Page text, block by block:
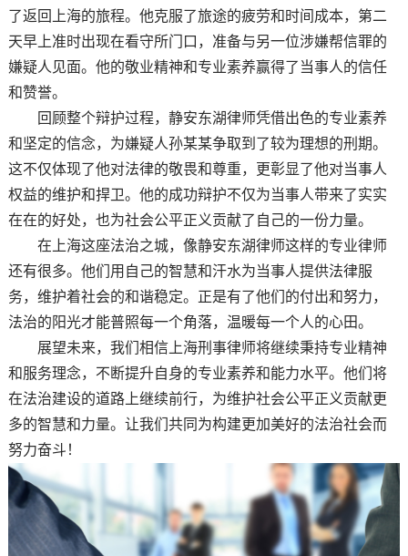
了返回上海的旅程。他克服了旅途的疲劳和时间成本，第二
天早上准时出现在看守所门口，准备与另一位涉嫌帮信罪的
嫌疑人见面。他的敬业精神和专业素养赢得了当事人的信任
和赞誉。
回顾整个辩护过程，静安东湖律师凭借出色的专业素养
和坚定的信念，为嫌疑人孙某某争取到了较为理想的刑期。
这不仅体现了他对法律的敬畏和尊重，更彰显了他对当事人
权益的维护和捍卫。他的成功辩护不仅为当事人带来了实实
在在的好处，也为社会公平正义贡献了自己的一份力量。
在上海这座法治之城，像静安东湖律师这样的专业律师
还有很多。他们用自己的智慧和汗水为当事人提供法律服
务，维护着社会的和谐稳定。正是有了他们的付出和努力，
法治的阳光才能普照每一个角落，温暖每一个人的心田。
展望未来，我们相信上海刑事律师将继续秉持专业精神
和服务理念，不断提升自身的专业素养和能力水平。他们将
在法治建设的道路上继续前行，为维护社会公平正义贡献更
多的智慧和力量。让我们共同为构建更加美好的法治社会而
努力奋斗！